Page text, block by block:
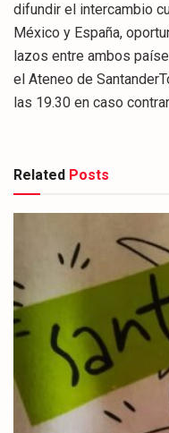
difundir el intercambio
México y España,
lazos entre ambos
el Ateneo de
las 19.30 en caso
Related Posts